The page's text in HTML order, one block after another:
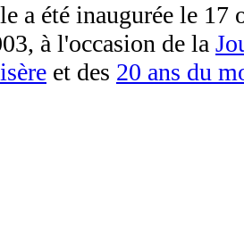
a été inaugurée le 17
à l'occasion de la
et des 20 ans du